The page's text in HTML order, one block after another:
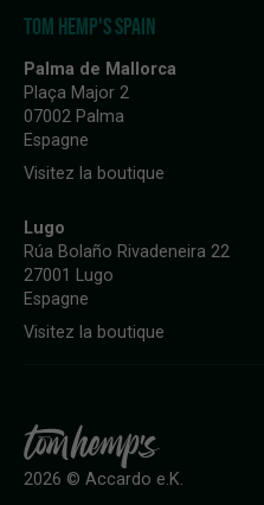
TOM HEMP'S SPAIN
Palma de Mallorca
Plaça Major 2
07002 Palma
Espagne
Visitez la boutique
Lugo
Rúa Bolaño Rivadeneira 22
27001 Lugo
Espagne
Visitez la boutique
2026 © Accardo e.K.